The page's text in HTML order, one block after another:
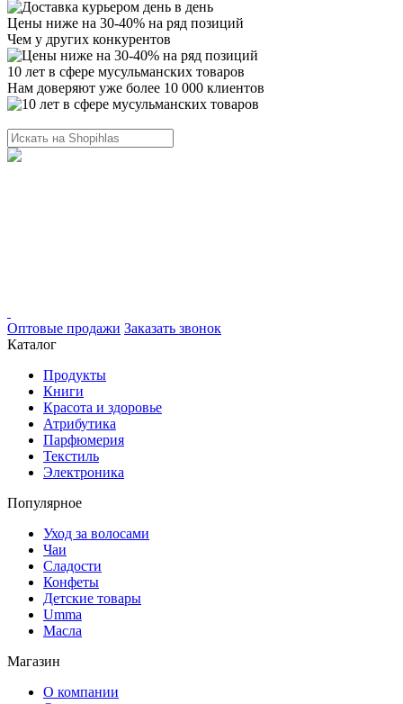
Цены ниже на 30-40% на ряд позиций
Чем у других конкурентов
10 лет в сфере мусульманских товаров
Нам доверяют уже более 10 000 клиентов
Оптовые продажи Заказать звонок
Каталог
Продукты
Книги
Красота и здоровье
Атрибутика
Парфюмерия
Текстиль
Электроника
Популярное
Уход за волосами
Чаи
Сладости
Конфеты
Детские товары
Umma
Масла
Магазин
О компании